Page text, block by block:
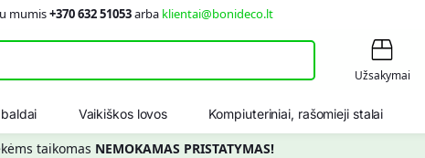
mumis+370 632 51053arba klientai@bonideco.lt
Užsakymai
Vaikiškos lovos Kompiuteriniai, rašomieji stalai
taikomas NEMOKAMAS PRISTATYMAS!